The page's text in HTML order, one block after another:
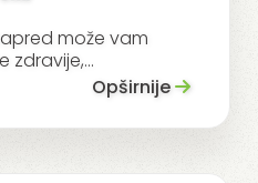
može vam
Opširnije